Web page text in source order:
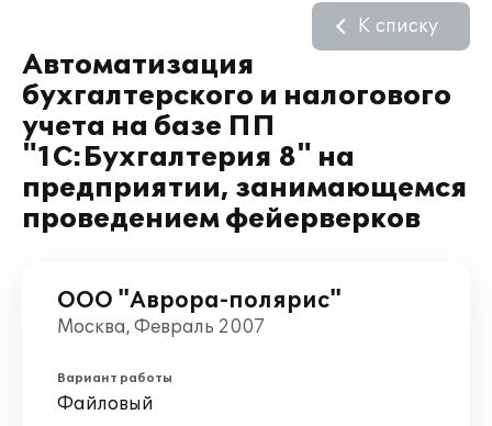
Автоматизация
бухгалтерского и налогового
учета на базе ПП
"1С:Бухгалтерия 8" на
предприятии, занимающемся
проведением фейерверков
К списку
ООО "Аврора-полярис"
Москва, Февраль 2007
Вариант работы
Файловый